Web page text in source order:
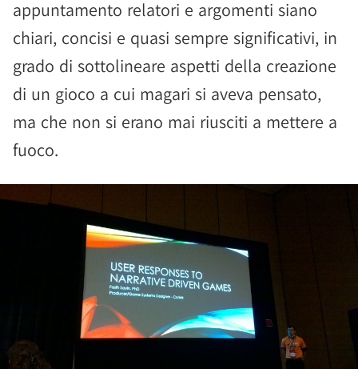
appuntamento relatori e argomenti siano
chiari, concisi e quasi sempre significativi, in
grado di sottolineare aspetti della creazione
di un gioco a cui magari si aveva pensato,
ma che non si erano mai riusciti a mettere a
fuoco.